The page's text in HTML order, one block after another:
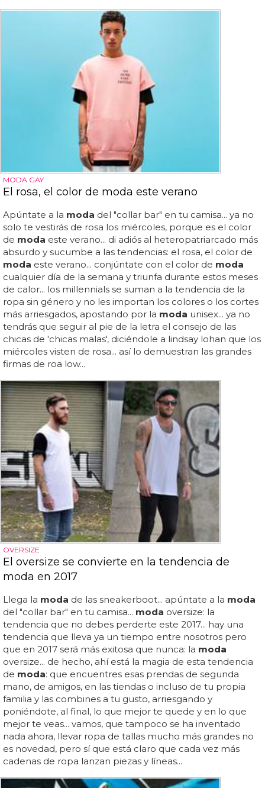
MODA GAY
El rosa, el color de moda este verano
Apúntate a la moda del "collar bar" en tu camisa... ya no
solo te vestirás de rosa los miércoles, porque es el color
de moda este verano... di adiós al heteropatriarcado más
absurdo y sucumbe a las tendencias: el rosa, el color de
moda este verano... conjúntate con el color de moda
cualquier día de la semana y triunfa durante estos meses
de calor... los millennials se suman a la tendencia de la
ropa sin género y no les importan los colores o los cortes
más arriesgados, apostando por la moda unisex... ya no
tendrás que seguir al pie de la letra el consejo de las
chicas de 'chicas malas', diciéndole a lindsay lohan que los
miércoles visten de rosa... así lo demuestran las grandes
firmas de roa low...
OVERSIZE
El oversize se convierte en la tendencia de
moda en 2017
Llega la moda de las sneakerboot... apúntate a la moda
del "collar bar" en tu camisa... moda oversize: la
tendencia que no debes perderte este 2017... hay una
tendencia que lleva ya un tiempo entre nosotros pero
que en 2017 será más exitosa que nunca: la moda
oversize... de hecho, ahí está la magia de esta tendencia
de moda: que encuentres esas prendas de segunda
mano, de amigos, en las tiendas o incluso de tu propia
familia y las combines a tu gusto, arriesgando y
poniéndote, al final, lo que mejor te quede y en lo que
mejor te veas... vamos, que tampoco se ha inventado
nada ahora, llevar ropa de tallas mucho más grandes no
es novedad, pero sí que está claro que cada vez más
cadenas de ropa lanzan piezas y líneas...